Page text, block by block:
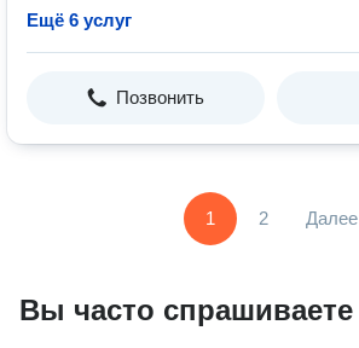
Ещё 6 услуг
Позвонить
1 2 Далее
Вы часто спрашиваете